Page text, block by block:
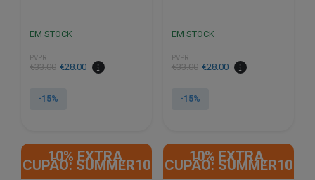
EM STOCK
PVPR
€33.00
O
original
€28.00
O
atual
-15%
EM STOCK
PVPR
€33.00
O
original
€28.00
O
atual
-15%
10% EXTRA,
CUPÃO: SUMMER10
10% EXTRA,
CUPÃO: SUMMER10